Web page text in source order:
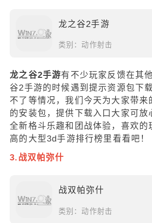
龙之谷2手游
类别： 动作射击
龙之谷2手游有不少玩家反馈在其
谷2手游的时候遇到提示资源包下
不了等情况，我们今天为大家带来
的安装包，提供下载入口大家可放
全新格斗乐趣和团战体验，喜欢的
高的大型3d手游排行榜里看看吧！
3.战双帕弥什
战双帕弥什
类别： 动作射击